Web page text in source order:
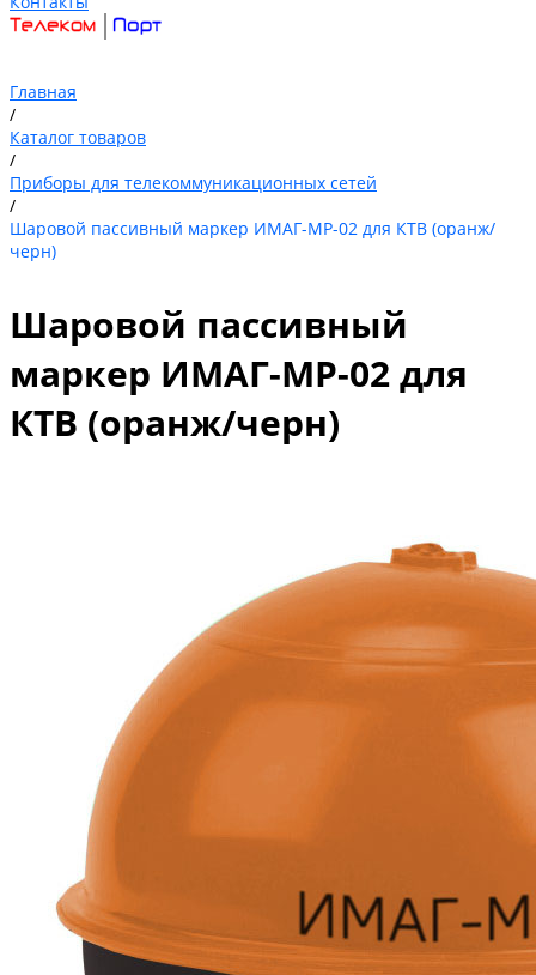
Главная
/
Каталог товаров
/
Приборы для телекоммуникационных сетей
/
Шаровой пассивный маркер ИМАГ-MP-02 для КТВ (оранж/
черн)
Шаровой пассивный
маркер ИМАГ-MP-02 для
КТВ (оранж/черн)